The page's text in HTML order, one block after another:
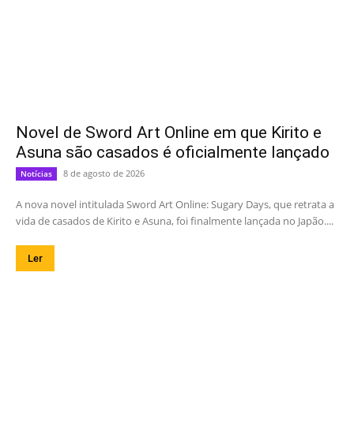
Novel de Sword Art Online em que Kirito e
Asuna são casados é oficialmente lançado
Notícias 8 de agosto de 2026
A nova novel intitulada Sword Art Online: Sugary Days, que retrata a
vida de casados de Kirito e Asuna, foi finalmente lançada no Japão....
Ler